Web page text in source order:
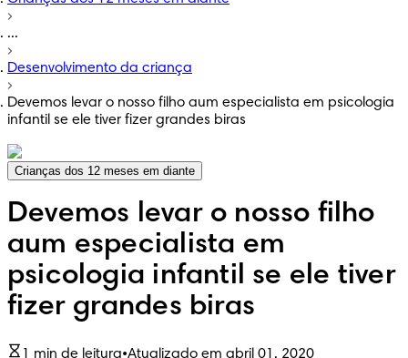
...
Desenvolvimento da criança
Devemos levar o nosso filho aum especialista em psicologia
infantil se ele tiver fizer grandes biras
Crianças dos 12 meses em diante
Devemos levar o nosso filho
aum especialista em
psicologia infantil se ele tiver
fizer grandes biras
1 min de leitura•Atualizado em abril 01, 2020